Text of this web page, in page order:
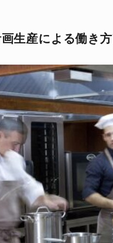
生産による働き